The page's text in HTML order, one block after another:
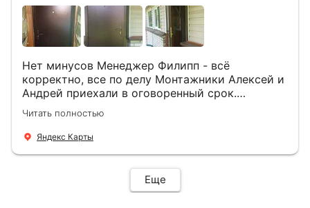
Нет минусов Менеджер Филипп - всё
корректно, все по делу Монтажники Алексей и
Андрей приехали в оговоренный срок.
Демонтировали старую дверь и установили
новую буквально за час Быстро и качественно
+ нормальные цены Всем большое спасибо
Читать полностью
Яндекс Карты
Еще